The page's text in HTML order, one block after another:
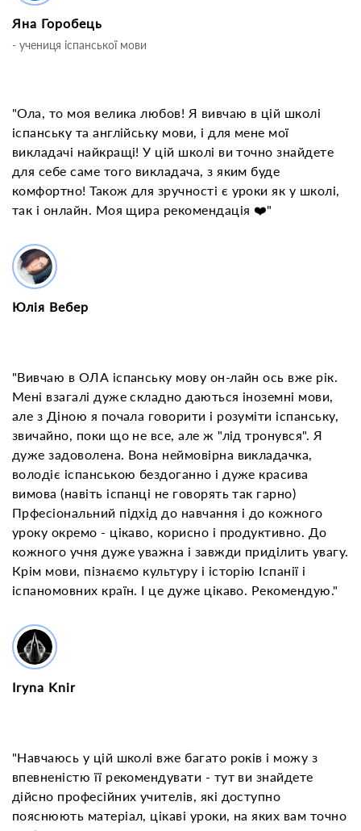
Яна Горобець
- учениця іспанської мови
"Ола, то моя велика любов! Я вивчаю в цій школі
іспанську та англійську мови, і для мене мої
викладачі найкращі! У цій школі ви точно знайдете
для себе саме того викладача, з яким буде
комфортно! Також для зручності є уроки як у школі,
так і онлайн. Моя щира рекомендація ❤️"
Юлія Вебер
"Вивчаю в ОЛА іспанську мову он-лайн ось вже рік.
Мені взагалі дуже складно даються іноземні мови,
але з Діною я почала говорити і розуміти іспанську,
звичайно, поки що не все, але ж "лід тронувся". Я
дуже задоволена. Вона неймовірна викладачка,
володіє іспанською бездоганно і дуже красива
вимова (навіть іспанці не говорять так гарно)
Прфесіональний підхід до навчання і до кожного
уроку окремо - цікаво, корисно і продуктивно. До
кожного учня дуже уважна і завжди приділить увагу.
Крім мови, пізнаємо культуру і історію Іспанії і
іспаномовних країн. І це дуже цікаво. Рекомендую."
Iryna Knir
"Навчаюсь у цій школі вже багато років і можу з
впевненістю її рекомендувати - тут ви знайдете
дійсно професійних учителів, які доступно
пояснюють матеріал, цікаві уроки, на яких вам точно